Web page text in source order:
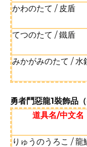
かわのたて / 皮盾
てつのたて / 鐵盾
みかがみのたて / 水
勇者鬥惡龍1裝飾品（
道具名/中文名
りゅうのうろこ / 龍